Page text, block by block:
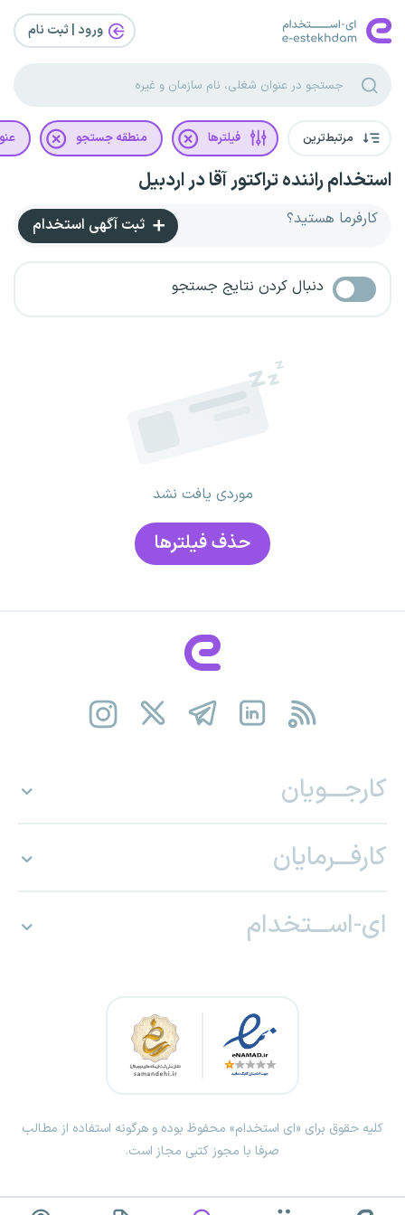
ورود | ثبت‌ نام
مرتبط‌ترین فیلترها منطقه جستجو
استخدام راننده تراکتور آقا در اردبیل
کارفرما هستید؟ ثبت آگهی استخدام
دنبال کردن نتایج جستجو
موردی یافت نشد
حذف فیلتر‌ها
کارجـــویان
کارفـــرمایان
ای-اســـتخدام
کلیه حقوق برای «ای استخدام» محفوظ بوده و هرگونه استفاده از مطالب
صرفا با مجوز کتبی مجاز است.